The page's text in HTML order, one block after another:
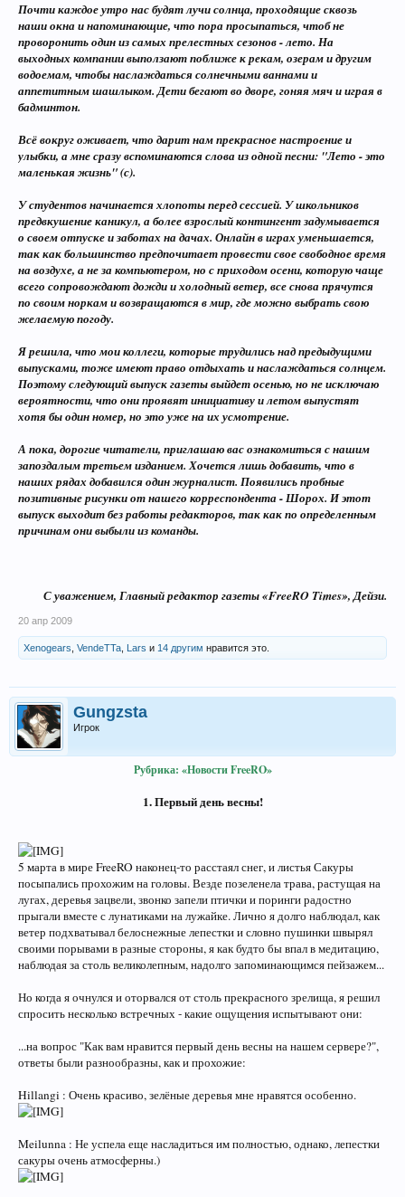
Почти каждое утро нас будят лучи солнца, проходящие сквозь
наши окна и напоминающие, что пора просыпаться, чтоб не
проворонить один из самых прелестных сезонов - лето. На
выходных компании выползают поближе к рекам, озерам и другим
водоемам, чтобы наслаждаться солнечными ваннами и
аппетитным шашлыком. Дети бегают во дворе, гоняя мяч и играя в
бадминтон.
Всё вокруг оживает, что дарит нам прекрасное настроение и
улыбки, а мне сразу вспоминаются слова из одной песни: "Лето - это
маленькая жизнь" (с).
У студентов начинается хлопоты перед сессией. У школьников
предвкушение каникул, а более взрослый контингент задумывается
о своем отпуске и заботах на дачах. Онлайн в играх уменьшается,
так как большинство предпочитает провести свое свободное время
на воздухе, а не за компьютером, но с приходом осени, которую чаще
всего сопровождают дожди и холодный ветер, все снова прячутся
по своим норкам и возвращаются в мир, где можно выбрать свою
желаемую погоду.
Я решила, что мои коллеги, которые трудились над предыдущими
выпусками, тоже имеют право отдыхать и наслаждаться солнцем.
Поэтому следующий выпуск газеты выйдет осенью, но не исключаю
вероятности, что они проявят инициативу и летом выпустят
хотя бы один номер, но это уже на их усмотрение.
А пока, дорогие читатели, приглашаю вас ознакомиться с нашим
запоздалым третьем изданием. Хочется лишь добавить, что в
наших рядах добавился один журналист. Появились пробные
позитивные рисунки от нашего корреспондента - Шорох. И этот
выпуск выходит без работы редакторов, так как по определенным
причинам они выбыли из команды.
С уважением, Главный редактор газеты «FreeRO Times», Дейзи.​
20 апр 2009
Xenogears VendeTTa Lars и 14 другим нравится это.
Gungzsta
Игрок
Рубрика: «Новости FreeRO»
1. Первый день весны!
5 марта в мире FreeRO наконец-то расстаял снег, и листья Сакуры
посыпались прохожим на головы. Везде позеленела трава, растущая на
лугах, деревья зацвели, звонко запели птички и поринги радостно
прыгали вместе с лунатиками на лужайке. Лично я долго наблюдал, как
ветер подхватывал белоснежные лепестки и словно пушинки швырял
своими порывами в разные стороны, я как будто бы впал в медитацию,
наблюдая за столь великолепным, надолго запоминающимся пейзажем...
Но когда я очнулся и оторвался от столь прекрасного зрелища, я решил
спросить несколько встречных - какие ощущения испытывают они:
...на вопрос "Как вам нравится первый день весны на нашем сервере?",
ответы были разнообразны, как и прохожие:
Hillangi : Очень красиво, зелёные деревья мне нравятся особенно.
Meilunna : Не успела еще насладиться им полностью, однако, лепестки
сакуры очень атмосферны.)